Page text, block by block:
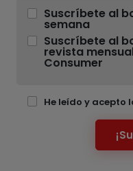
Suscríbete al
semana
Suscríbete al
revista mensual
Consumer
He leído y acepto